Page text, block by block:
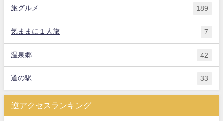
旅グルメ 189
気ままに１人旅 7
温泉郷 42
道の駅 33
逆アクセスランキング